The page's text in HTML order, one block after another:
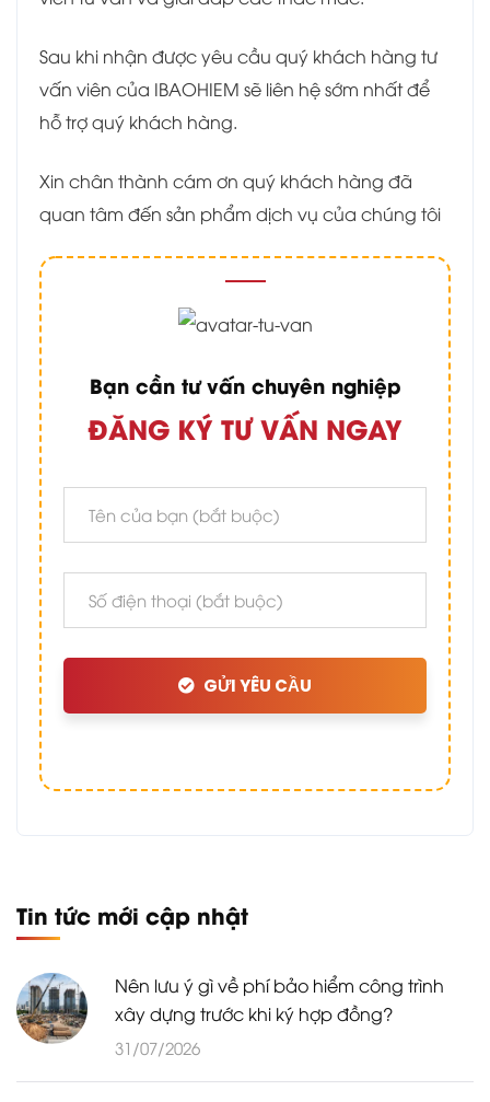
Sau khi nhận được yêu cầu quý khách hàng tư
vấn viên của IBAOHIEM sẽ liên hệ sớm nhất để
hỗ trợ quý khách hàng.
Xin chân thành cám ơn quý khách hàng đã
quan tâm đến sản phẩm dịch vụ của chúng tôi
Bạn cần tư vấn chuyên nghiệp
ĐĂNG KÝ TƯ VẤN NGAY
GỬI YÊU CẦU
Tin tức mới cập nhật
Nên lưu ý gì về phí bảo hiểm công trình
xây dựng trước khi ký hợp đồng?
31/07/2026